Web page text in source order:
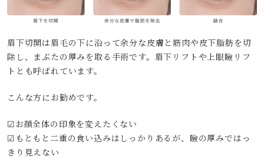
眉下切開は眉毛の下に沿って余分な皮膚と筋肉や皮下脂肪を切
除し、まぶたの厚みを取る手術です。眉下リフトや上眼瞼リフ
トとも呼ばれています。
こんな方にお勧めです。
☑お顔全体の印象を変えたくない
☑もともと二重の食い込みはしっかりあるが、瞼の厚みではっ
きり見えない